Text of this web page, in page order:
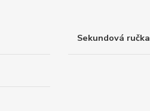
Sekundová ručka